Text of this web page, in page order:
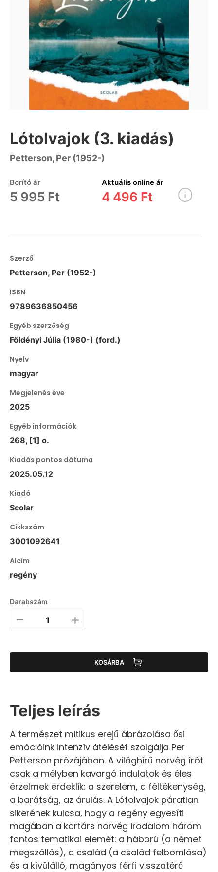
Lótolvajok (3. kiadás)
Petterson, Per (1952-)
Borító ár
5 995 Ft
Aktuális online ár
4 496 Ft
Szerző
Petterson, Per (1952-)
ISBN
9789636850456
Egyéb szerzőség
Földényi Júlia (1980-) (ford.)
Nyelv
magyar
Megjelenés éve
2025
Egyéb információk
268, [1] o.
Kiadás pontos dátuma
2025.05.12
Kiadó
Scolar
Cikkszám
3001092641
Alcím
regény
Darabszám
KOSÁRBA
Teljes leírás
A természet mitikus erejű ábrázolása ősi
emócióink intenzív átélését szolgálja Per
Petterson prózájában. A világhírű norvég írót
csak a mélyben kavargó indulatok és éles
érzelmek érdeklik: a szerelem, a féltékenység,
a barátság, az árulás. A Lótolvajok páratlan
sikerének kulcsa, hogy a regény egyesíti
magában a kortárs norvég irodalom három
fontos tematikai elemét: a háború (a német
megszállás), a család (a család felbomlása)
és a kívülálló, magányos férfi visszatérő